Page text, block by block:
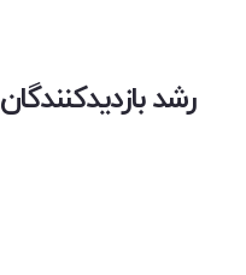
رشد بازدیدکنندگان